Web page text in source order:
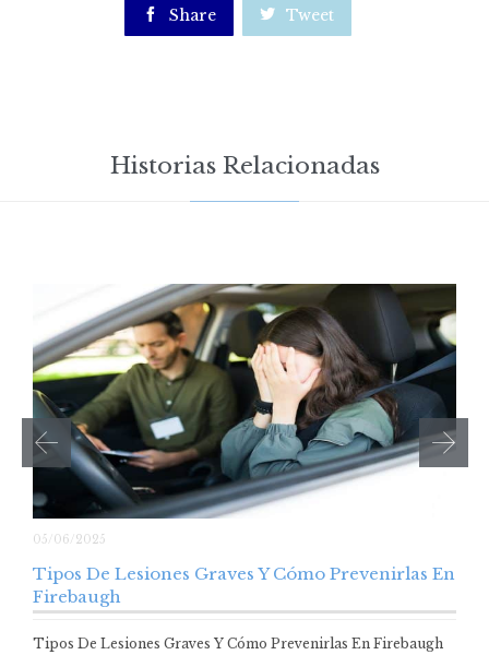
 Share  Tweet
Historias Relacionadas
05/06/2025
Tipos De Lesiones Graves Y Cómo Prevenirlas En
Firebaugh
Tipos De Lesiones Graves Y Cómo Prevenirlas En Firebaugh